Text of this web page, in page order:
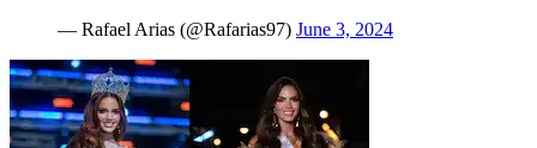
— Rafael Arias (@Rafarias97) June 3, 2024